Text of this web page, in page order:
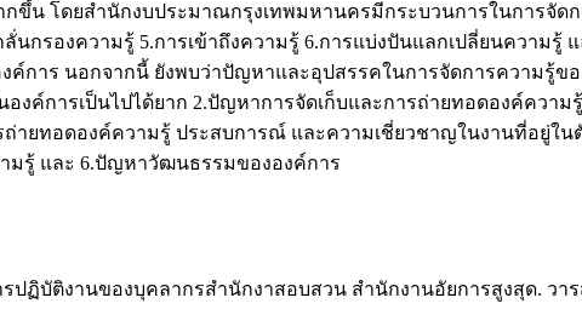
ขึ้น โดยสำนักงบประมาณกรุงเทพมหานครมีกระบวนการในการจัด
กรองความรู้ 5.การเข้าถึงความรู้ 6.การแบ่งปันแลกเปลี่ยนความรู้
ค์การ นอกจากนี้ ยังพบว่าปัญหาและอุปสรรคในการจัดการความรู้
ค์การเป็นไปได้ยาก 2.ปัญหาการจัดเก็บและการถ่ายทอดองค์ควา
ายทอดองค์ความรู้ ประสบการณ์ และความเชี่ยวชาญในงานที่อยู่ใ
มรู้ และ 6.ปัญหาวัฒนธรรมขององค์การ
ฏิบัติงานของบุคลากรสำนักงาสอบสวน สำนักงานอัยการสูงสุด. ว